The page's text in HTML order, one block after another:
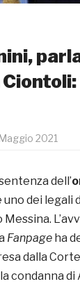
2021
dell’
dei legali
Messina.
Fanpage ha
dalla
condanna